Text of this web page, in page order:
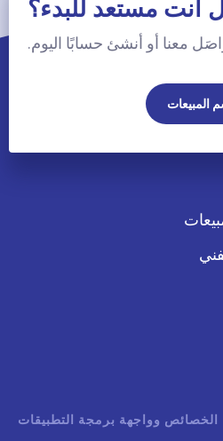
أنت مستعد للبدء؟
معنا أو أنشئ حسابًا اليوم.
المبيعات
الخصائص وواجهة برمجة التطبيقات